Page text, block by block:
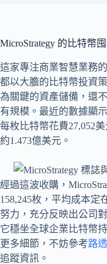
MicroStrategy 的比特幣
這家專注商業智慧業務
都以大膽的比特幣投資
為關鍵的資產儲備，還
有規模。最近的數據顯
每枚比特幣花費27,052
約1.473億美元。
經過這波收購，
158,245枚，平均成本定
努力，充分反映出公司
它穩坐全球企業比特幣
更多細節，不妨參考路
追蹤資訊。